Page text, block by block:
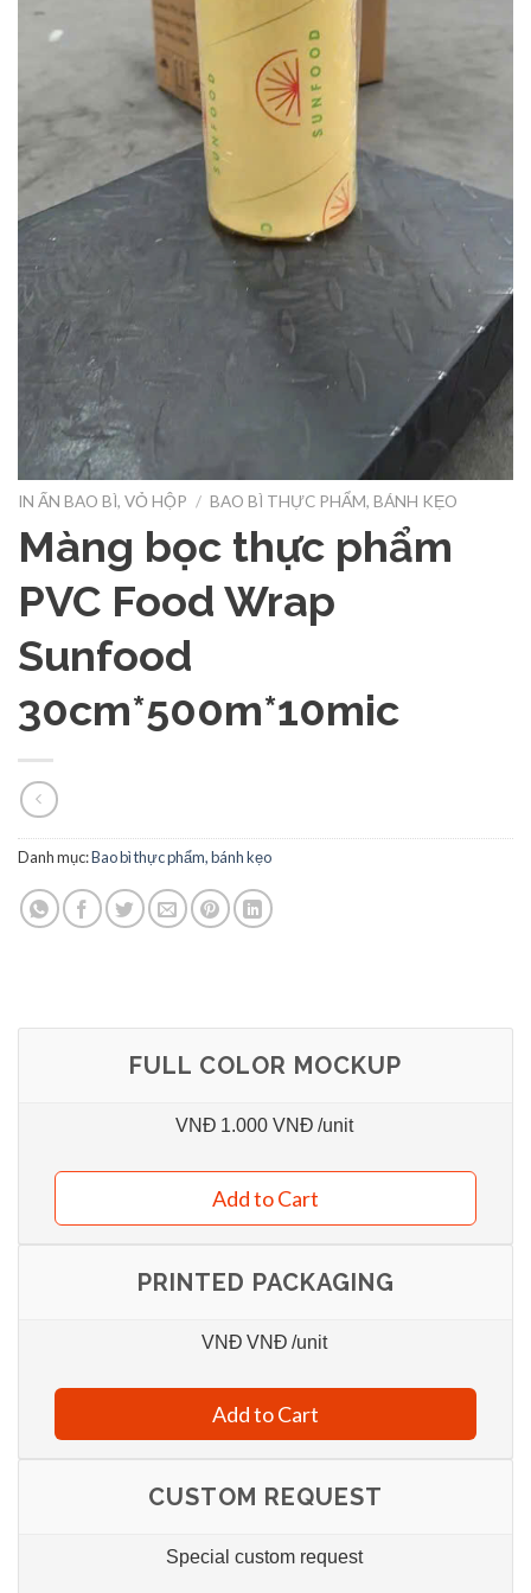
IN ẤN BAO BÌ, VỎ HỘP / BAO BÌ THỰC PHẨM, BÁNH KẸO
Màng bọc thực phẩm
PVC Food Wrap
Sunfood
30cm*500m*10mic
Danh mục:Bao bì thực phẩm, bánh kẹo
FULL COLOR MOCKUP
VNĐ 1.000 VNĐ /unit
Add to Cart
PRINTED PACKAGING
VNĐ VNĐ /unit
Add to Cart
CUSTOM REQUEST
Special custom request